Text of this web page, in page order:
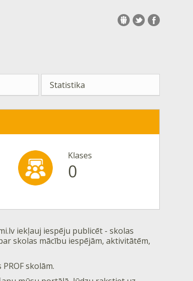
Statistika
Klases
0
iekļauj iespēju publicēt - skolas
skolas mācību iespējām, aktivitātēm,
skolām.